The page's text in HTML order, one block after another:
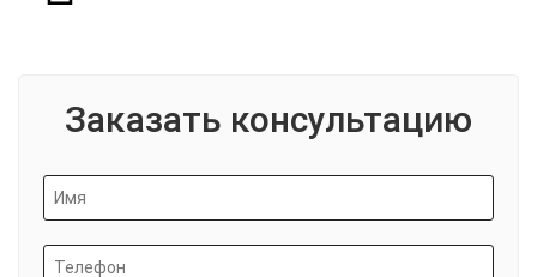
Заказать консультацию